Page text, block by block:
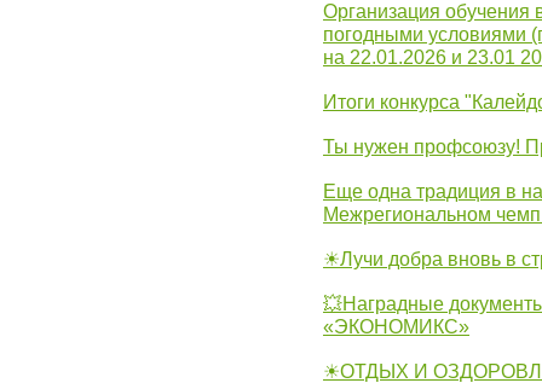
Организация обучения
погодными условиями
на 22.01.2026 и 23.01
Итоги конкурса
Ты нужен профсоюзу!
Еще одна традиция в
Межрегиональном
☀Лучи добра вновь в
💥Наградные
«ЭКОНОМИКС»
☀ОТДЫХ И